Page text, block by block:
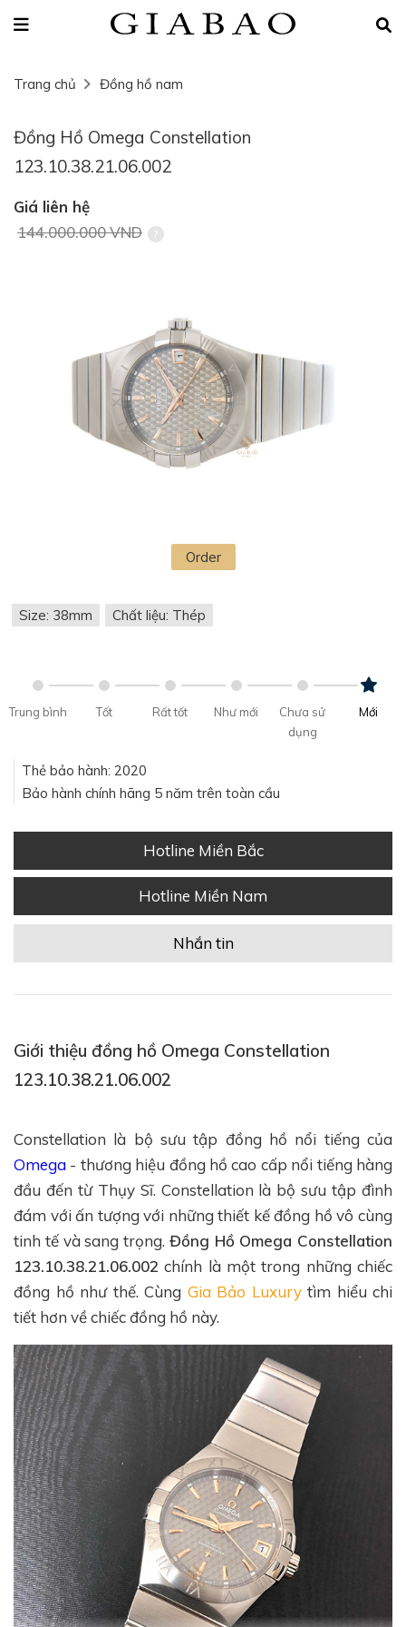
Trang chủ Đồng hồ nam
Đồng Hồ Omega Constellation
123.10.38.21.06.002
Giá liên hệ
144.000.000 VND
Order
Size: 38mm Chất liệu: Thép
Trung bình Tốt Rất tốt Như mới
Chưa sử
dụng
Mới
Thẻ bảo hành: 2020
Bảo hành chính hãng 5 năm trên toàn cầu
Hotline Miền Bắc
Hotline Miền Nam
Nhắn tin
Giới thiệu đồng hồ Omega Constellation
123.10.38.21.06.002
Constellation là bộ sưu tập đồng hồ nổi tiếng của
Omega - thương hiệu đồng hồ cao cấp nổi tiếng hàng
đầu đến từ Thụy Sĩ. Constellation là bộ sưu tập đình
đám với ấn tượng với những thiết kế đồng hồ vô cùng
tinh tế và sang trọng. Đồng Hồ Omega Constellation
123.10.38.21.06.002 chính là một trong những chiếc
đồng hồ như thế. Cùng Gia Bảo Luxurytìm hiểu chi
tiết hơn về chiếc đồng hồ này.